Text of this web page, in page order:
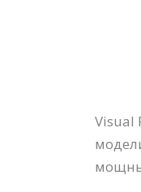
Visual